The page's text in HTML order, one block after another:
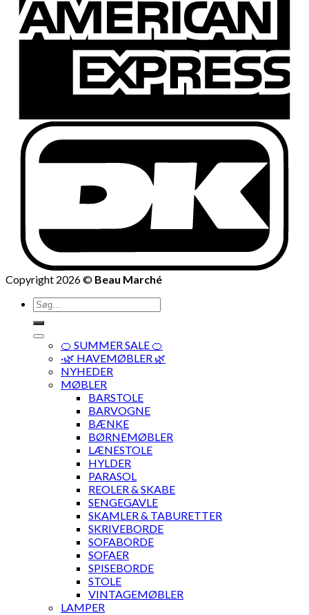
Copyright 2026 © Beau Marché
Søg
efter:
🍊 SUMMER SALE 🍊
·🌿 HAVEMØBLER 🌿
NYHEDER
MØBLER
BARSTOLE
BARVOGNE
BÆNKE
BØRNEMØBLER
LÆNESTOLE
HYLDER
PARASOL
REOLER & SKABE
SENGEGAVLE
SKAMLER & TABURETTER
SKRIVEBORDE
SOFABORDE
SOFAER
SPISEBORDE
STOLE
VINTAGEMØBLER
LAMPER